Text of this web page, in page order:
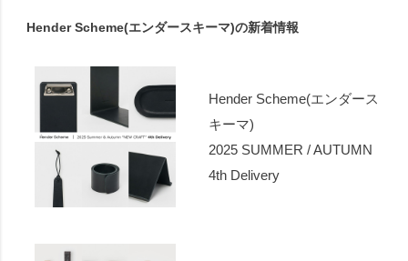
Hender Scheme(エンダースキーマ)の新着情報
Hender Scheme(エンダース
キーマ)
2025 SUMMER / AUTUMN
4th Delivery